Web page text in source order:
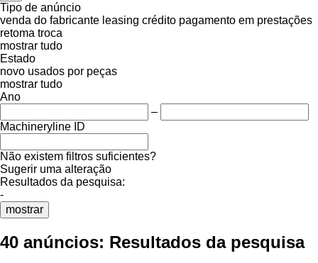
Tipo de anúncio
venda do fabricante leasing crédito pagamento em prestações
retoma troca
mostrar tudo
Estado
novo usados por peças
mostrar tudo
Ano
–
Machineryline ID
Não existem filtros suficientes?
Sugerir uma alteração
Resultados da pesquisa:
-
mostrar
40 anúncios: Resultados da pesquisa